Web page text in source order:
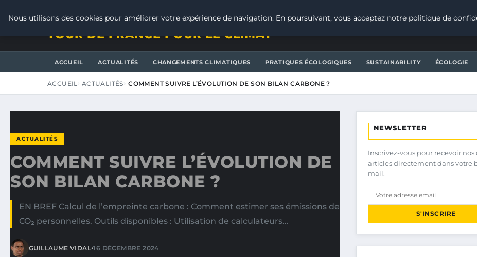
TOUR DE FRANCE POUR LE CLIMAT
ACCUEIL ACTUALITÉS CHANGEMENTS CLIMATIQUES PRATIQUES ÉCOLOGIQUES SUSTAINABILITY ÉCOLOGIE
ACCUEIL ACTUALITÉS COMMENT SUIVRE L’ÉVOLUTION DE SON BILAN CARBONE ?
ACTUALITÉS
COMMENT SUIVRE L’ÉVOLUTION DE
SON BILAN CARBONE ?
EN BREF Calcul de l’empreinte carbone : Comment estimer ses émissions de
CO₂ personnelles. Outils disponibles : Utilisation de calculateurs…
GUILLAUME VIDAL•16 DÉCEMBRE 2024
NEWSLETTER
Inscrivez-vous pour recevoir nos
articles directement dans votre
mail.
S'INSCRIRE
Nous utilisons des cookies pour améliorer votre expérience de navigation. En poursuivant, vous acceptez notre politique de